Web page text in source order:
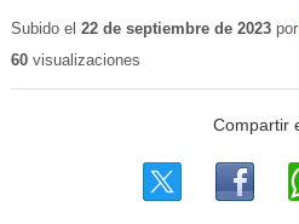
educativo
Subido el 22 de septiembre de 2023por
60visualizaciones